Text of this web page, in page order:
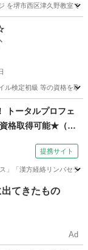
を堺市西区津久野教室で
先生
検定初級 等の資格を取
トータルプロフェ
格取得可能★（日
提携サイト
」「漢方経絡リンパセラ
出てきたもの
Ad